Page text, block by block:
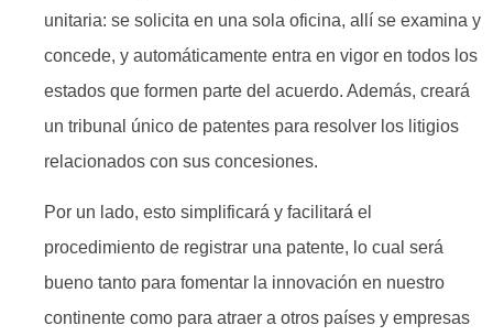
unitaria: se solicita en una sola oficina, allí se examina y
concede, y automáticamente entra en vigor en todos los
estados que formen parte del acuerdo. Además, creará
un tribunal único de patentes para resolver los litigios
relacionados con sus concesiones.
Por un lado, esto simplificará y facilitará el
procedimiento de registrar una patente, lo cual será
bueno tanto para fomentar la innovación en nuestro
continente como para atraer a otros países y empresas